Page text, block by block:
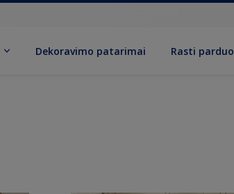
Dekoravimo patarimai Rasti